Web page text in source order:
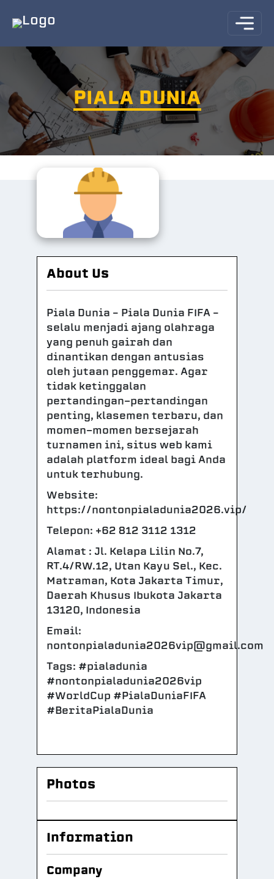
PIALA DUNIA
About Us
Piala Dunia – Piala Dunia FIFA –
selalu menjadi ajang olahraga
yang penuh gairah dan
dinantikan dengan antusias
oleh jutaan penggemar. Agar
tidak ketinggalan
pertandingan-pertandingan
penting, klasemen terbaru, dan
momen-momen bersejarah
turnamen ini, situs web kami
adalah platform ideal bagi Anda
untuk terhubung.
Website:
https://nontonpialadunia2026.vip/
Telepon: +62 812 3112 1312
Alamat : Jl. Kelapa Lilin No.7,
RT.4/RW.12, Utan Kayu Sel., Kec.
Matraman, Kota Jakarta Timur,
Daerah Khusus Ibukota Jakarta
13120, Indonesia
Email:
nontonpialadunia2026vip@gmail.com
Tags: #pialadunia
#nontonpialadunia2026vip
#WorldCup #PialaDuniaFIFA
#BeritaPialaDunia
Photos
Information
Company